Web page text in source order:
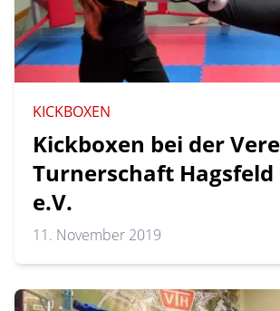
KICKBOXEN
Kickboxen bei der
Turnerschaft Hagsfeld
e.V.
11. November 2019